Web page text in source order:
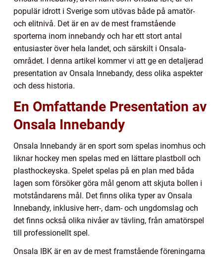
populär idrott i Sverige som utövas både på amatör-
och elitnivå. Det är en av de mest framstående
sporterna inom innebandy och har ett stort antal
entusiaster över hela landet, och särskilt i Onsala-
området. I denna artikel kommer vi att ge en detaljerad
presentation av Onsala Innebandy, dess olika aspekter
och dess historia.
En Omfattande Presentation av
Onsala Innebandy
Onsala Innebandy är en sport som spelas inomhus och
liknar hockey men spelas med en lättare plastboll och
plasthockeyska. Spelet spelas på en plan med båda
lagen som försöker göra mål genom att skjuta bollen i
motståndarens mål. Det finns olika typer av Onsala
Innebandy, inklusive herr-, dam- och ungdomslag och
det finns också olika nivåer av tävling, från amatörspel
till professionellt spel.
Onsala IBK är en av de mest framstående föreningarna